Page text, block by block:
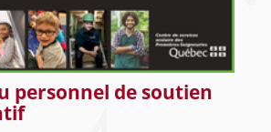
personnel de soutien